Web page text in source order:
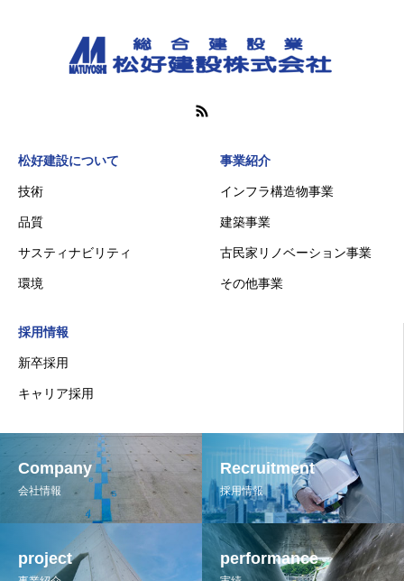
松好建設について
技術
品質
サスティナビリティ
環境
事業紹介
インフラ構造物事業
建築事業
古民家リノベーション事業
その他事業
採用情報
新卒採用
キャリア採用
Company
会社情報
Recruitment
採用情報
project performance